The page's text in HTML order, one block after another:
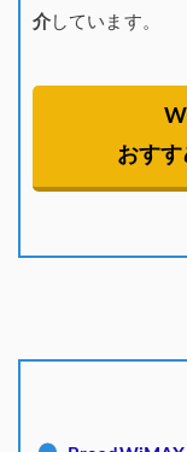
介 しています。
おすす